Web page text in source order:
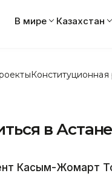
В мире Казахстан
в Астане
Касым-Жомарт